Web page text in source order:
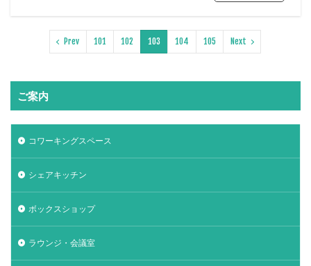
Prev 101 102 103 104 105 Next
ご案内
コワーキングスペース
シェアキッチン
ボックスショップ
ラウンジ・会議室